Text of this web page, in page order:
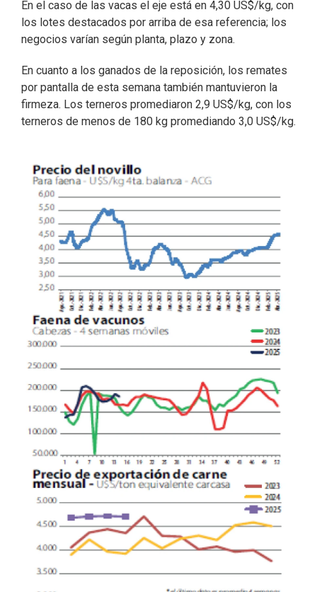
En el caso de las vacas el eje está en 4,30 US$/kg, con
los lotes destacados por arriba de esa referencia; los
negocios varían según planta, plazo y zona.
En cuanto a los ganados de la reposición, los remates
por pantalla de esta semana también mantuvieron la
firmeza. Los terneros promediaron 2,9 US$/kg, con los
terneros de menos de 180 kg promediando 3,0 US$/kg.